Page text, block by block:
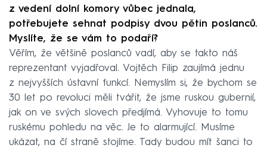
z vedení dolní komory vůbec jednala,
potřebujete sehnat podpisy dvou pětin poslanců.
Myslíte, že se vám to podaří?
Věřím, že většině poslanců vadí, aby se takto náš
reprezentant vyjadřoval. Vojtěch Filip zaujímá jednu
z nejvyšších ústavní funkcí. Nemyslím si, že bychom se
30 let po revoluci měli tvářit, že jsme ruskou gubernií,
jak on ve svých slovech předjímá. Vyhovuje to tomu
ruskému pohledu na věc. Je to alarmující. Musíme
ukázat, na čí straně stojíme. Tady budou mít šanci to